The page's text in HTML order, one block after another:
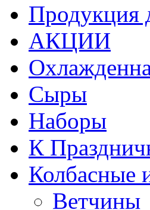
Продукция
АКЦИИ
Сыры
Наборы
К
Колбасные
Ветчины